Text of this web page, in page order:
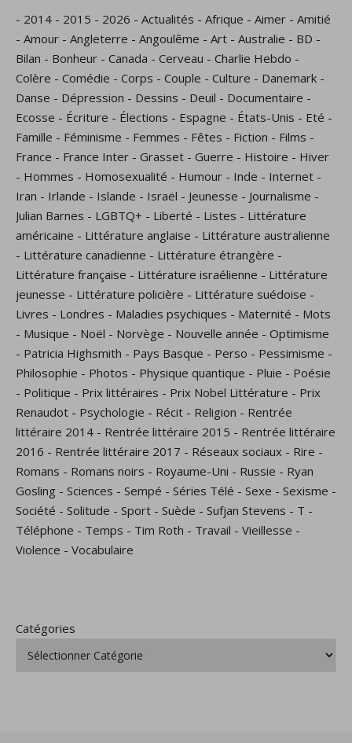
- 2014 - 2015 - 2026 - Actualités - Afrique - Aimer - Amitié
- Amour - Angleterre - Angoulême - Art - Australie - BD -
Bilan - Bonheur - Canada - Cerveau - Charlie Hebdo -
Colère - Comédie - Corps - Couple - Culture - Danemark -
Danse - Dépression - Dessins - Deuil - Documentaire -
Ecosse - Écriture - Élections - Espagne - États-Unis - Eté -
Famille - Féminisme - Femmes - Fêtes - Fiction - Films -
France - France Inter - Grasset - Guerre - Histoire - Hiver
- Hommes - Homosexualité - Humour - Inde - Internet -
Iran - Irlande - Islande - Israël - Jeunesse - Journalisme -
Julian Barnes - LGBTQ+ - Liberté - Listes - Littérature
américaine - Littérature anglaise - Littérature australienne
- Littérature canadienne - Littérature étrangère -
Littérature française - Littérature israélienne - Littérature
jeunesse - Littérature policière - Littérature suédoise -
Livres - Londres - Maladies psychiques - Maternité - Mots
- Musique - Noël - Norvège - Nouvelle année - Optimisme
- Patricia Highsmith - Pays Basque - Perso - Pessimisme -
Philosophie - Photos - Physique quantique - Pluie - Poésie
- Politique - Prix littéraires - Prix Nobel Littérature - Prix
Renaudot - Psychologie - Récit - Religion - Rentrée
littéraire 2014 - Rentrée littéraire 2015 - Rentrée littéraire
2016 - Rentrée littéraire 2017 - Réseaux sociaux - Rire -
Romans - Romans noirs - Royaume-Uni - Russie - Ryan
Gosling - Sciences - Sempé - Séries Télé - Sexe - Sexisme -
Société - Solitude - Sport - Suède - Sufjan Stevens - T -
Téléphone - Temps - Tim Roth - Travail - Vieillesse -
Violence - Vocabulaire
Catégories